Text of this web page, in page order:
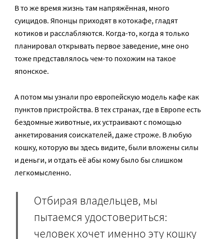
В то же время жизнь там напряжённая, много
суицидов. Японцы приходят в котокафе, гладят
котиков и расслабляются. Когда-то, когда я только
планировал открывать первое заведение, мне оно
тоже представлялось чем-то похожим на такое
японское.
А потом мы узнали про европейскую модель кафе как
пунктов пристройства. В тех странах, где в Европе есть
бездомные животные, их устраивают с помощью
анкетирования соискателей, даже строже. В любую
кошку, которую вы здесь видите, были вложены силы
и деньги, и отдать её абы кому было бы слишком
легкомысленно.
Отбирая владельцев, мы
пытаемся удостовериться:
человек хочет именно эту кошку